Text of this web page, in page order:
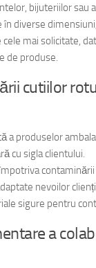
bijuteriilor sau
diverse
mai solicitate,
de produse.
cutiilor
a produselor
cu sigla clientului.
nevoilor
sigure pentru
a